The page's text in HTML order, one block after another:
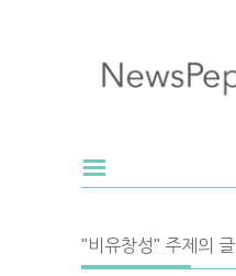
"비유창성" 주제의 글